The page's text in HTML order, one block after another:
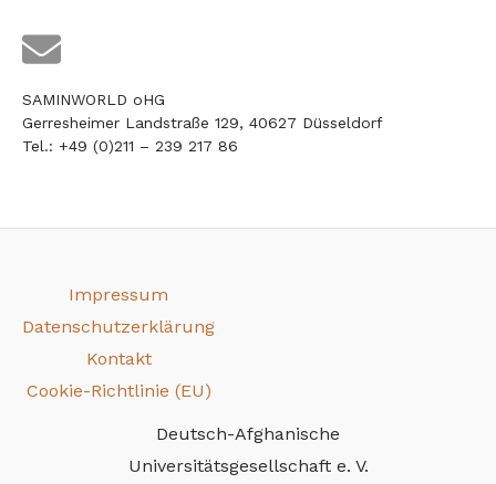
SAMINWORLD oHG
Gerresheimer Landstraße 129, 40627 Düsseldorf
Tel.: +49 (0)211 – 239 217 86
Impressum
Datenschutzerklärung
Kontakt
Cookie-Richtlinie (EU)
Deutsch-Afghanische
Universitätsgesellschaft e. V.